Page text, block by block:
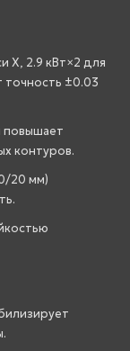
X, 2.9 кВт×2 для
точность ±0.03
повышает
контуров.
20 мм)